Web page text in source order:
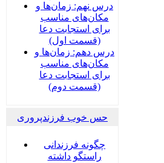
درس نهم: زمان‌ها و
مکان‌های مناسب
برای استجابت دعا
(قسمت اول)
درس دهم: زمان‌ها و
مکان‌های مناسب
برای استجابت دعا
(قسمت دوم)
حس خوب فرزندپروری
چگونه فرزندانی
راستگو داشته